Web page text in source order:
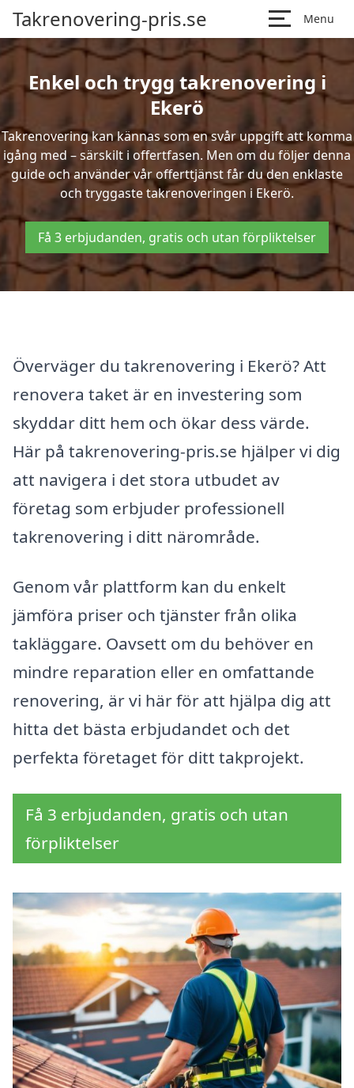
Takrenovering-pris.se Menu
Enkel och trygg takrenovering i
Ekerö
Takrenovering kan kännas som en svår uppgift att komma
igång med – särskilt i offertfasen. Men om du följer denna
guide och använder vår offerttjänst får du den enklaste
och tryggaste takrenoveringen i Ekerö.
Få 3 erbjudanden, gratis och utan förpliktelser
Överväger du takrenovering i Ekerö? Att
renovera taket är en investering som
skyddar ditt hem och ökar dess värde.
Här på takrenovering-pris.se hjälper vi dig
att navigera i det stora utbudet av
företag som erbjuder professionell
takrenovering i ditt närområde.
Genom vår plattform kan du enkelt
jämföra priser och tjänster från olika
takläggare. Oavsett om du behöver en
mindre reparation eller en omfattande
renovering, är vi här för att hjälpa dig att
hitta det bästa erbjudandet och det
perfekta företaget för ditt takprojekt.
Få 3 erbjudanden, gratis och utan
förpliktelser